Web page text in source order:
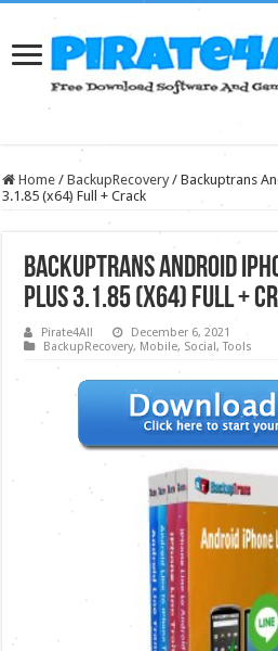
Home / BackupRecovery / Backuptrans
3.1.85 (x64) Full + Crack
Backuptrans Android
Plus 3.1.85 (x64) Full +
Pirate4All
December 6, 2021
BackupRecovery, Mobile, Social,Tools